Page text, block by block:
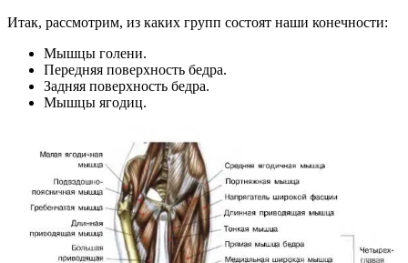
Итак, рассмотрим, из каких групп состоят наши конечности:
Мышцы голени.
Передняя поверхность бедра.
Задняя поверхность бедра.
Мышцы ягодиц.